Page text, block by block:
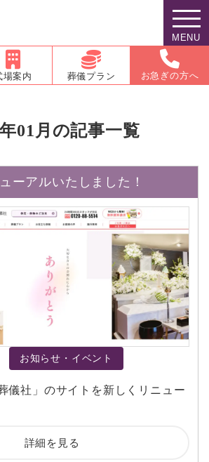
MENU
場案内 葬儀プラン お急ぎの方へ
01月の記事一覧
ーアルいたしました！
お知らせ・イベント
儀社」のサイトを新しくリニュー
詳細を見る